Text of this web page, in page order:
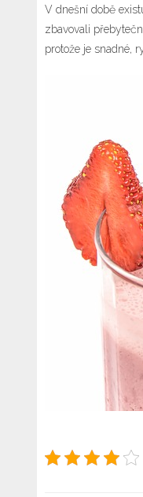
V dnešní době
zbavovali
protože je snadné,